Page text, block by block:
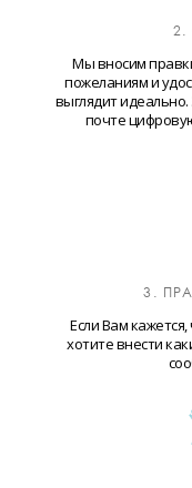
2.
Мы вносим
пожеланиям и
выглядит
почте
3.
Если Вам
хотите внести